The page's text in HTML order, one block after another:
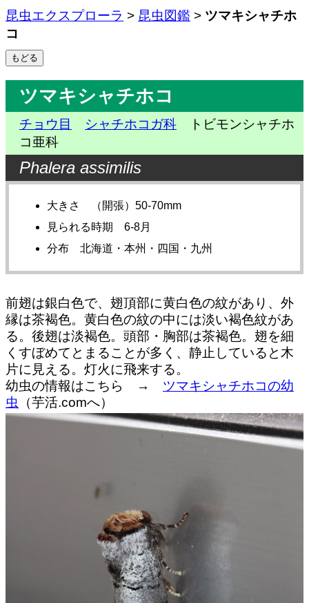
昆虫エクスプローラ > 昆虫図鑑 > ツマキシャチホ
コ
ツマキシャチホコ
チョウ目 シャチホコガ科 トビモンシャチホ
コ亜科
Phalera assimilis
大きさ （開張）50-70mm
見られる時期 6-8月
分布 北海道・本州・四国・九州
前翅は銀白色で、翅頂部に黄白色の紋があり、外
縁は茶褐色。黄白色の紋の中には淡い褐色紋があ
る。後翅は淡褐色。頭部・胸部は茶褐色。翅を細
くすぼめてとまることが多く、静止していると木
片に見える。灯火に飛来する。
幼虫の情報はこちら → ツマキシャチホコの幼
虫 （芋活.comへ）